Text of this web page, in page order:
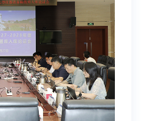
一、党建引领把牢方向，
委将党的建设贯穿事业
治功能与组织功能，为学
强政治保障。 强化政治
治建设置于首位，严格...